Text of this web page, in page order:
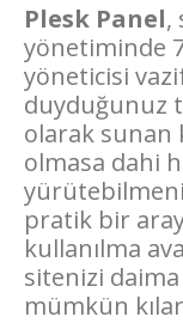
Plesk Panel,
yönetiminde
yöneticisi
duyduğunuz
olarak sunan
olmasa dahi
pratik bir
kullanılma
sitenizi
mümkün